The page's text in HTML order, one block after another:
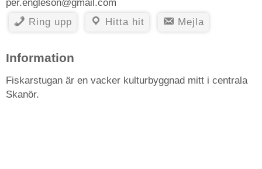
per.engleson@gmail.com
Ring upp
Hitta hit Mejla
Information
Fiskarstugan är en vacker kulturbyggnad mitt i centrala
Skanör.